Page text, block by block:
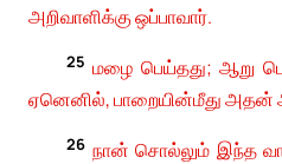
அறிவாளிக்கு ஒப்பாவார்.
25 மழை பெய்தது; ஆறு
ஏனெனில், பாறையின்மீது அதன்
26 நான் சொல்லும் இந்த